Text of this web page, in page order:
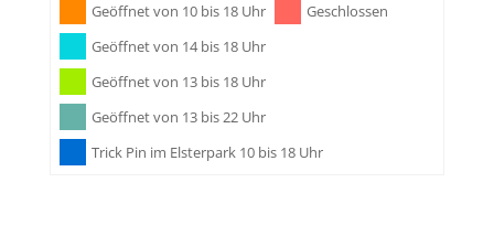
Geöffnet von 10 bis 18 Uhr
Geschlossen
Geöffnet von 14 bis 18 Uhr
Geöffnet von 13 bis 18 Uhr
Geöffnet von 13 bis 22 Uhr
Trick Pin im Elsterpark 10 bis 18 Uhr